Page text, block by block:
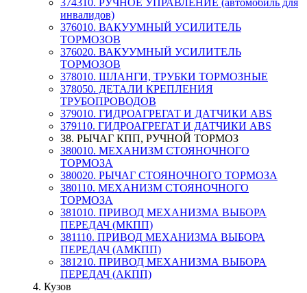
374310. РУЧНОЕ УПРАВЛЕНИЕ (автомобиль для
инвалидов)
376010. ВАКУУМНЫЙ УСИЛИТЕЛЬ
ТОРМОЗОВ
376020. ВАКУУМНЫЙ УСИЛИТЕЛЬ
ТОРМОЗОВ
378010. ШЛАНГИ, ТРУБКИ ТОРМОЗНЫЕ
378050. ДЕТАЛИ КРЕПЛЕНИЯ
ТРУБОПРОВОДОВ
379010. ГИДРОАГРЕГАТ И ДАТЧИКИ АВS
379110. ГИДРОАГРЕГАТ И ДАТЧИКИ АВS
38. РЫЧАГ КПП, РУЧНОЙ ТОРМОЗ
380010. МЕХАНИЗМ СТОЯНОЧНОГО
ТОРМОЗА
380020. РЫЧАГ СТОЯНОЧНОГО ТОРМОЗА
380110. МЕХАНИЗМ СТОЯНОЧНОГО
ТОРМОЗА
381010. ПРИВОД МЕХАНИЗМА ВЫБОРА
ПЕРЕДАЧ (МКПП)
381110. ПРИВОД МЕХАНИЗМА ВЫБОРА
ПЕРЕДАЧ (АМКПП)
381210. ПРИВОД МЕХАНИЗМА ВЫБОРА
ПЕРЕДАЧ (АКПП)
4. Кузов